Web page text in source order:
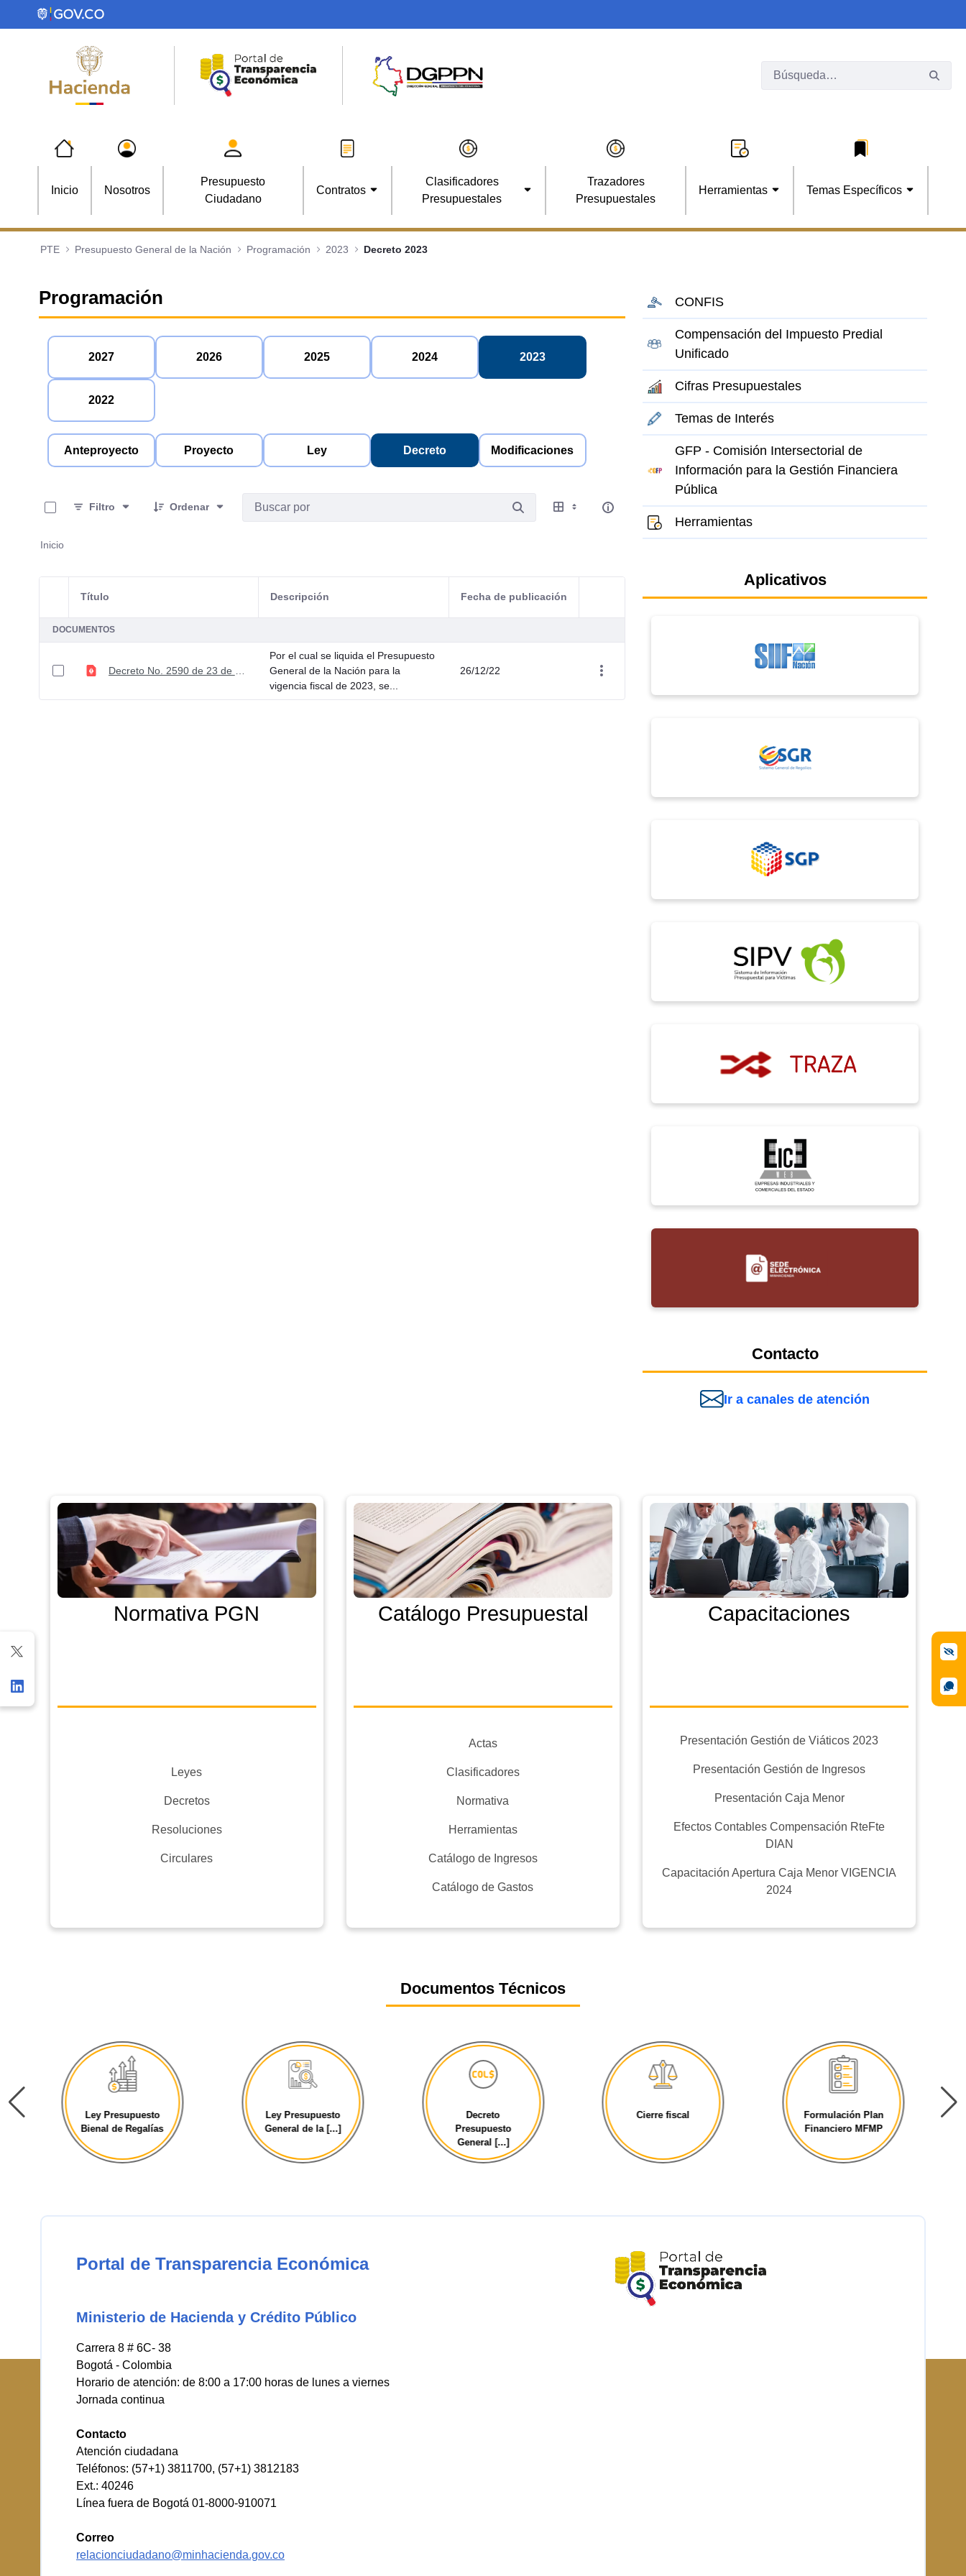
Saltar al contenido principal
Inicio Nosotros
Presupuesto
Ciudadano
Contratos
Clasificadores
Presupuestales
Trazadores
Presupuestales
Herramientas Temas Específicos
PTE Presupuesto General de la Nación Programación 2023 Decreto 2023
Programación
2027 2026 2025 2024 2023
2022
Anteproyecto Proyecto Ley Decreto Modificaciones
Filtro
Ordenar
Inicio
Selección del elemento
Título Descripción Fecha de publicación
DOCUMENTOS
Por el cual se liquida el Presupuesto
General de la Nación para la
vigencia fiscal de 2023, se...
26/12/22
CONFIS
Compensación del Impuesto Predial
Unificado
Cifras Presupuestales
Temas de Interés
GFP - Comisión Intersectorial de
Información para la Gestión Financiera
Pública
Herramientas
Aplicativos
Contacto
Ir a canales de atención
Normativa PGN
Leyes
Decretos
Resoluciones
Circulares
Catálogo Presupuestal
Actas
Clasificadores
Normativa
Herramientas
Catálogo de Ingresos
Catálogo de Gastos
Capacitaciones
Presentación Gestión de Viáticos 2023
Presentación Gestión de Ingresos
Presentación Caja Menor
Efectos Contables Compensación RteFte
DIAN
Capacitación Apertura Caja Menor VIGENCIA
2024
Documentos Técnicos
Ley Presupuesto
Bienal de Regalías
Ley Presupuesto
General de la [...]
Decreto
Presupuesto
General [...]
Cierre fiscal
Formulación Plan
Financiero MFMP
Portal de Transparencia Económica
Ministerio de Hacienda y Crédito Público
Carrera 8 # 6C- 38
Bogotá - Colombia
Horario de atención: de 8:00 a 17:00 horas de lunes a viernes
Jornada continua
Contacto
Atención ciudadana
Teléfonos: (57+1) 3811700, (57+1) 3812183
Ext.: 40246
Línea fuera de Bogotá 01-8000-910071
Correo
relacionciudadano@minhacienda.gov.co